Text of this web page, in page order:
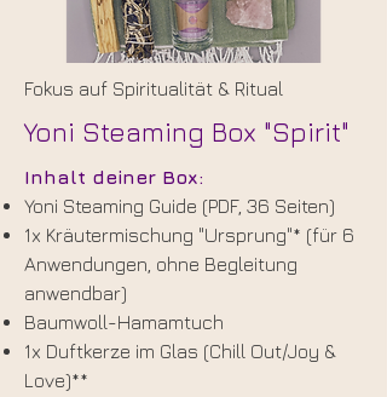
Fokus auf Spiritualität & Ritual
Yoni Steaming Box "Spirit"
Inhalt deiner Box:
Yoni Steaming Guide (PDF, 36 Seiten)
1x Kräutermischung "Ursprung"* (für 6
Anwendungen, ohne Begleitung
anwendbar)
Baumwoll-Hamamtuch
1x Duftkerze im Glas (Chill Out/Joy &
Love)**